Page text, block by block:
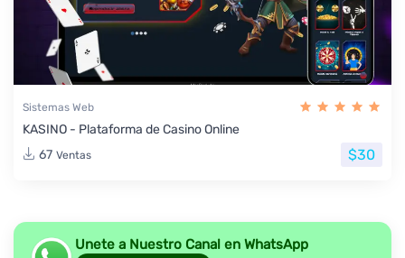
Sistemas Web
KASINO - Plataforma de Casino Online
67 Ventas $30
Unete a Nuestro Canal en WhatsApp